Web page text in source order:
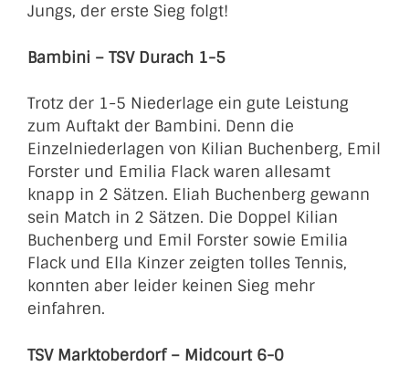
Jungs, der erste Sieg folgt!
Bambini – TSV Durach 1-5
Trotz der 1-5 Niederlage ein gute Leistung
zum Auftakt der Bambini. Denn die
Einzelniederlagen von Kilian Buchenberg, Emil
Forster und Emilia Flack waren allesamt
knapp in 2 Sätzen. Eliah Buchenberg gewann
sein Match in 2 Sätzen. Die Doppel Kilian
Buchenberg und Emil Forster sowie Emilia
Flack und Ella Kinzer zeigten tolles Tennis,
konnten aber leider keinen Sieg mehr
einfahren.
TSV Marktoberdorf – Midcourt 6-0